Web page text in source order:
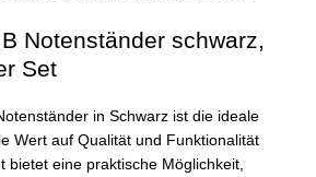
Notenständer schwarz,
Set
in Schwarz ist die ideale
Wert auf Qualität und Funktionalität
bietet eine praktische Möglichkeit,